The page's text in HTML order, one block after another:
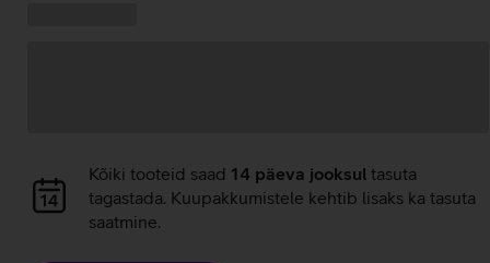
Andmete
laadimine
Kõiki tooteid saad 14 päeva jooksul tasuta
tagastada. Kuupakkumistele kehtib lisaks ka tasuta
saatmine.